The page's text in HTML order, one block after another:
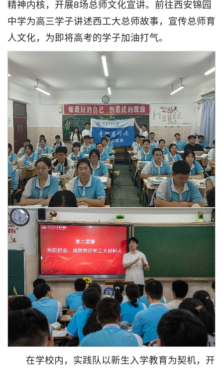
精神内核，开展8场总师文化宣讲。前往西安锦园
中学为高三学子讲述西工大总师故事，宣传总师育
人文化，为即将高考的学子加油打气。
在学校内，实践队以新生入学教育为契机，开